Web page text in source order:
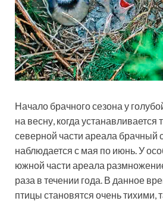
Начало брачного сезона у
на весну, когда устанавливается
северной части ареала брачный
наблюдается с мая по июнь. У
южной части ареала
раза в течении года. В данное
птицы становятся очень тихими,